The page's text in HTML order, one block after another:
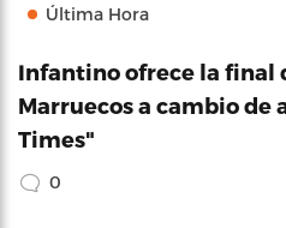
Última Hora
Infantino ofrece la final
Marruecos a cambio de
Times"
0